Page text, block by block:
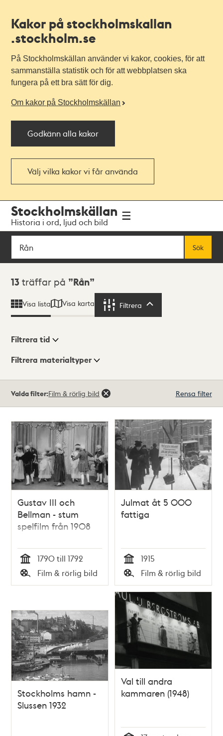
Kakor på stockholmskallan
.stockholm.se
På Stockholmskällan använder vi kakor, cookies, för att
sammanställa statistik och för att webbplatsen ska
fungera på ett bra sätt för dig.
Om kakor på Stockholmskällan
Godkänn alla kakor
Välj vilka kakor vi får använda
navigationen
huvudinnehållet
Stockholmskällan
Historia i ord, ljud och bild
Sök
Sök
Sökresultat
13 träffar på Rån
Visa lista Visa karta Filtrera
Visningsläge
Filtrera tid
Filtrera materialtyper
träffar
Valda filter:Film & rörlig bild Rensa filter
Gustav III och
Bellman - stum
spelfilm från 1908
Tid
1790 till 1792
Typ
Film & rörlig bild
Julmat åt 5 000
fattiga
Tid
1915
Typ
Film & rörlig bild
Stockholms hamn -
Slussen 1932
Val till andra
kammaren (1948)